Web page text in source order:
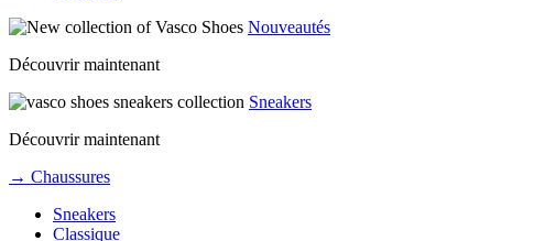
Nouveautés
Découvrir maintenant
Sneakers
Découvrir maintenant
→ Chaussures
Sneakers
Classique